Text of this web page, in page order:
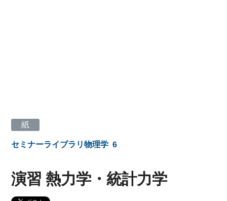
紙
セミナーライブラリ物理学 6
演習 熱力学・統計力学